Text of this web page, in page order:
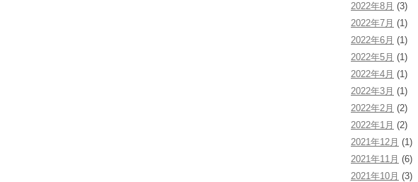
2022年8月 (3)
2022年7月 (1)
2022年6月 (1)
2022年5月 (1)
2022年4月 (1)
2022年3月 (1)
2022年2月 (2)
2022年1月 (2)
2021年12月 (1)
2021年11月 (6)
2021年10月 (3)